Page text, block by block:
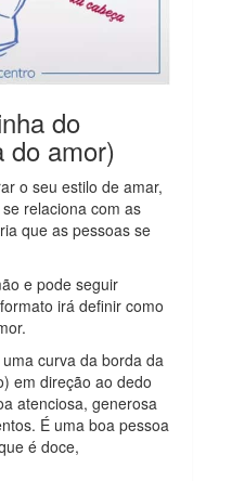
do
do amor)
o seu estilo de amar,
relaciona com as
que as pessoas se
e pode seguir
irá definir como
curva da borda da
em direção ao dedo
atenciosa, generosa
É uma boa pessoa
é doce,